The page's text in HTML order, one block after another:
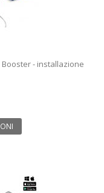
- installazione